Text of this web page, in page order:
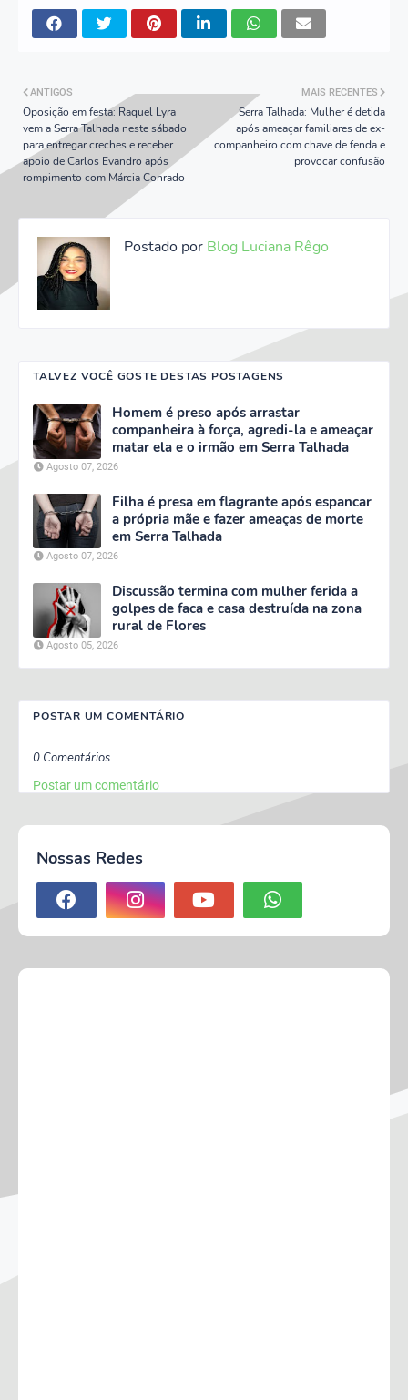
MAIS RECENTES
Serra Talhada: Mulher é detida
após ameaçar familiares de ex-
companheiro com chave de fenda e
provocar confusão
ANTIGOS
Oposição em festa: Raquel Lyra
vem a Serra Talhada neste sábado
para entregar creches e receber
apoio de Carlos Evandro após
rompimento com Márcia Conrado
Postado por Blog Luciana Rêgo
TALVEZ VOCÊ GOSTE DESTAS POSTAGENS
Homem é preso após arrastar
companheira à força, agredi-la e ameaçar
matar ela e o irmão em Serra Talhada
Agosto 07, 2026
Filha é presa em flagrante após espancar
a própria mãe e fazer ameaças de morte
em Serra Talhada
Agosto 07, 2026
Discussão termina com mulher ferida a
golpes de faca e casa destruída na zona
rural de Flores
Agosto 05, 2026
POSTAR UM COMENTÁRIO
0 Comentários
Postar um comentário
Nossas Redes